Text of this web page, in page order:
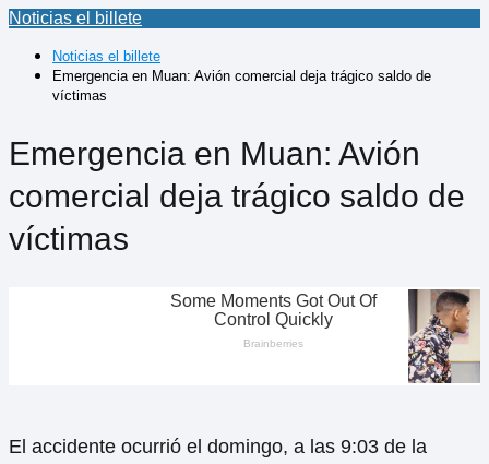
Noticias el billete
Noticias el billete
Emergencia en Muan: Avión comercial deja trágico saldo de
víctimas
Emergencia en Muan: Avión
comercial deja trágico saldo de
víctimas
El accidente ocurrió el domingo, a las 9:03 de la